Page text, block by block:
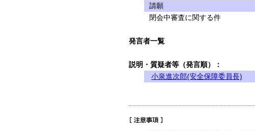
請願
閉会中審査に関する件
発言者一覧
説明・質疑者等（発言順）：
小泉進次郎(安全保障委員長)